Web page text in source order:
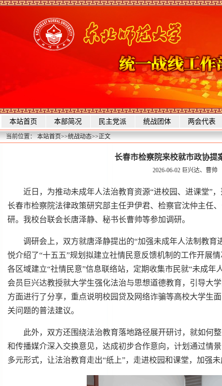
本站首页 本部简况 民主党派 统战团体 两会代表
当前位置：本站首页>>统战动态>>正文
长春市检察院来校就市政协提
2026-06-02 巨兴达、曹帅
近日，为推动未成年人法治教育资源“进校园、进课堂”
长春市检察院法律政策研究部主任尹伊君、检察官沈仲主任
研。我校台联会长唐泽静、秘书长曹帅等参加调研。
调研会上，双方就唐泽静提出的“加强未成年人法制教育
悦介绍了“十五五”规划拟建立社情民意反馈机制的工作开展
各区域建立“社情民意”信息联络站，定期收集市民就“未成年
会员巨兴达教授就大学生强化法治与思想道德教育，引导大
方面进行了分享，重点说明校园贷及网络诈骗等高校大学生
关问题的普法建议。
此外，双方还围绕法治教育落地路径展开研讨，就如何
和传播媒介深入交换意见，达成初步合作意向，计划通过情
多元形式，让法治教育走出“纸上”，走进校园和课堂，加强